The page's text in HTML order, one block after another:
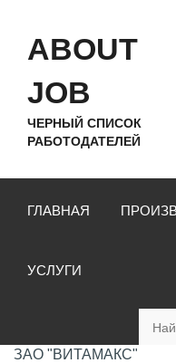
ABOUT
JOB
ЧЕРНЫЙ СПИСОК
РАБОТОДАТЕЛЕЙ
ГЛАВНАЯ
УСЛУГИ
ЗАО "ВИТАМАКС"